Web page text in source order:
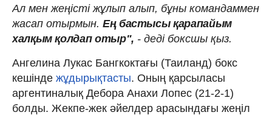
Ал мен жеңісті жұлып алып, бұны командаммен
жасап отырмын. Ең бастысы қарапайым
халқым қолдап отыр", - деді боксшы қыз.
Ангелина Лукас Бангкоктағы (Таиланд) бокс
кешінде жұдырықтасты. Оның қарсыласы
аргентиналық Дебора Анахи Лопес (21-2-1)
болды. Жекпе-жек әйелдер арасындағы жеңіл